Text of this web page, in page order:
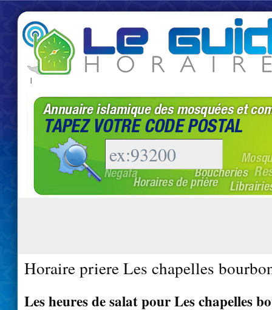
|
Horaire priere Les chapelles
Les heures de salat pour Les chapelles